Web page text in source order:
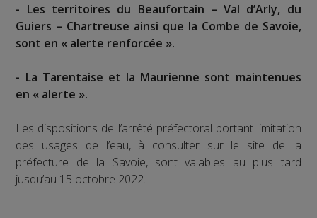
- Les territoires du Beaufortain – Val d’Arly, du
Guiers – Chartreuse ainsi que la Combe de Savoie,
sont en « alerte renforcée ».
- La Tarentaise et la Maurienne sont maintenues
en « alerte ».
Les dispositions de l’arrêté préfectoral portant limitation
des usages de l’eau, à consulter sur le site de la
préfecture de la Savoie, sont valables au plus tard
jusqu’au 15 octobre 2022.